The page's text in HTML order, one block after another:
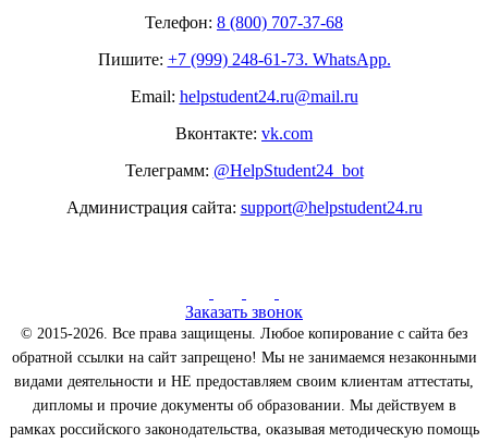
Телефон: 8 (800) 707-37-68
Пишите: +7 (999) 248-61-73. WhatsApp.
Email: helpstudent24.ru@mail.ru
Вконтакте: vk.com
Телеграмм: @HelpStudent24_bot
Администрация сайта: support@helpstudent24.ru
Заказать звонок
© 2015-2026. Все права защищены. Любое копирование с сайта без
обратной ссылки на сайт запрещено! Мы не занимаемся незаконными
видами деятельности и НЕ предоставляем своим клиентам аттестаты,
дипломы и прочие документы об образовании. Мы действуем в
рамках российского законодательства, оказывая методическую помощь